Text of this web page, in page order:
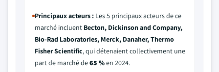
Principaux acteurs : Les 5 principaux acteurs de ce
marché incluent Becton, Dickinson and Company,
Bio‑Rad Laboratories, Merck, Danaher, Thermo
Fisher Scientific, qui détenaient collectivement une
part de marché de65 %en 2024.